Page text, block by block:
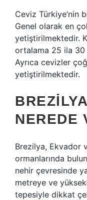
Ceviz Türkiye’nin
Genel olarak en
yetiştirilmektedir.
ortalama 25 ila
Ayrıca cevizler
yetiştirilmektedir.
NEREDE
Brezilya, Ekvador
ormanlarında
nehir çevresinde
metreye ve
tepesiyle dikkat